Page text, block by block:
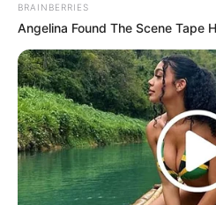
BRAINBERRIES
Angelina Found The Scene Tape